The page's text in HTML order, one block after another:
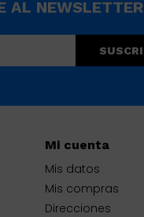
Mi cuenta
Mis datos
Mis compras
Direcciones
AL NEWSLETTER